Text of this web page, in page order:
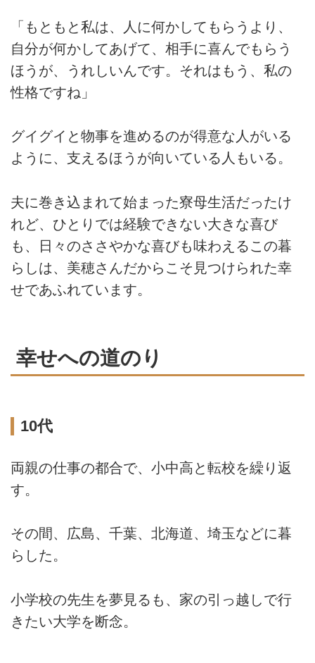
「もともと私は、人に何かしてもらうより、
自分が何かしてあげて、相手に喜んでもらう
ほうが、うれしいんです。それはもう、私の
性格ですね」
グイグイと物事を進めるのが得意な人がいる
ように、支えるほうが向いている人もいる。
夫に巻き込まれて始まった寮母生活だったけ
れど、ひとりでは経験できない大きな喜び
も、日々のささやかな喜びも味わえるこの暮
らしは、美穂さんだからこそ見つけられた幸
せであふれています。
幸せへの道のり
10代
両親の仕事の都合で、小中高と転校を繰り返
す。
その間、広島、千葉、北海道、埼玉などに暮
らした。
小学校の先生を夢見るも、家の引っ越しで行
きたい大学を断念。